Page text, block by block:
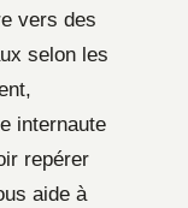
vers des
selon les
internaute
repérer
aide à